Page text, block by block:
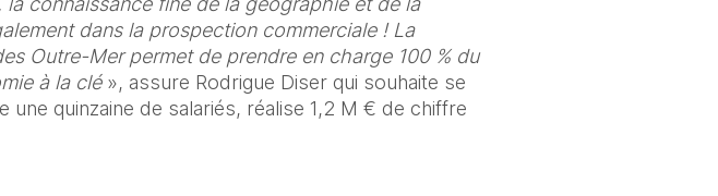
dans la prospection commerciale ! La
Outre-Mer permet de prendre en charge 100 % du
à la clé », assure Rodrigue Diser qui souhaite se
une quinzaine de salariés, réalise 1,2 M € de chiffre